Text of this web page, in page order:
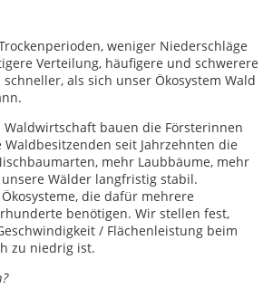
weniger Niederschläge
Verteilung, häufigere und schwerere
als sich unser Ökosystem Wald
bauen die Försterinnen
seit Jahrzehnten die
mehr Laubbäume, mehr
Wälder langfristig stabil.
die dafür mehrere
benötigen. Wir stellen fest,
/ Flächenleistung beim
zu niedrig ist.